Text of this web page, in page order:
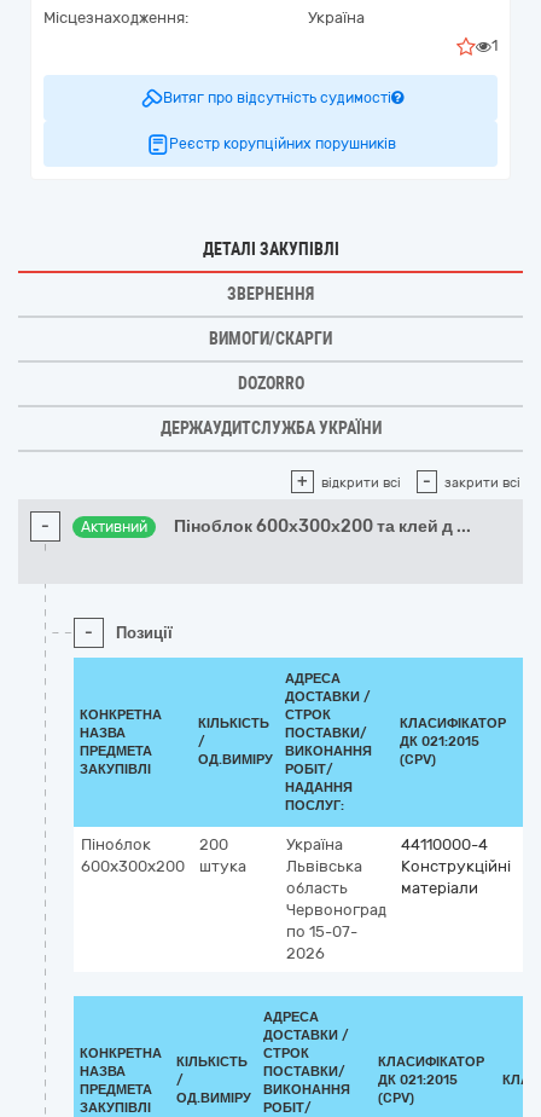
Місцезнаходження:
Україна
1
Витяг про відсутність судимості
Реєстр корупційних порушників
ДЕТАЛІ ЗАКУПІВЛІ
ЗВЕРНЕННЯ
ВИМОГИ/СКАРГИ
DOZORRO
ДЕРЖАУДИТСЛУЖБА УКРАЇНИ
+ відкрити всі - закрити всі
- Активний Піноблок 600х300х200 та клей д ...
- Позиції
КОНКРЕТНА
НАЗВА
ПРЕДМЕТА
ЗАКУПІВЛІ
КІЛЬКІСТЬ
/
ОД.ВИМІРУ
АДРЕСА
ДОСТАВКИ /
СТРОК
ПОСТАВКИ/
ВИКОНАННЯ
РОБІТ/
НАДАННЯ
ПОСЛУГ:
КЛАСИФІКАТОР
ДК 021:2015
(CPV)
Піноблок
600х300х200
200
штука
Україна
Львівська
область
Червоноград
по 15-07-
2026
44110000-4
Конструкційні
матеріали
КОНКРЕТНА
НАЗВА
ПРЕДМЕТА
ЗАКУПІВЛІ
КІЛЬКІСТЬ
/
ОД.ВИМІРУ
АДРЕСА
ДОСТАВКИ /
СТРОК
ПОСТАВКИ/
ВИКОНАННЯ
РОБІТ/
КЛАСИФІКАТОР
ДК 021:2015
(CPV)